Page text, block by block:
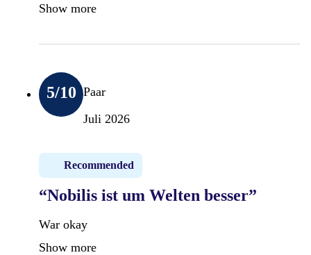
Show more
5/10 Paar
Juli 2026
Recommended
“Nobilis ist um Welten besser”
War okay
Show more